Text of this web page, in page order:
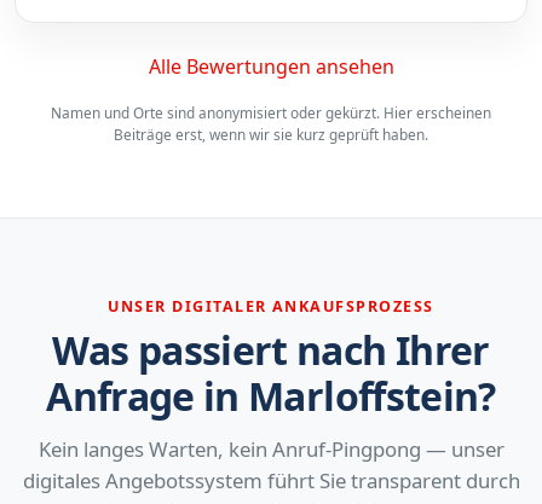
Alle Bewertungen ansehen
Namen und Orte sind anonymisiert oder gekürzt. Hier erscheinen
Beiträge erst, wenn wir sie kurz geprüft haben.
UNSER DIGITALER ANKAUFSPROZESS
Was passiert nach Ihrer
Anfrage in Marloffstein?
Kein langes Warten, kein Anruf-Pingpong — unser
digitales Angebotssystem führt Sie transparent durch